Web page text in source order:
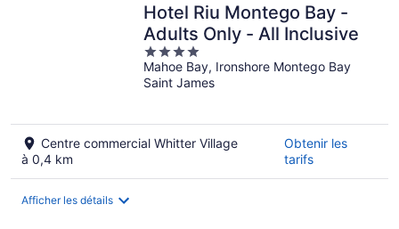
Hotel Riu Montego Bay -
Adults Only - All Inclusive
4
out
of
Mahoe Bay, Ironshore Montego Bay
Saint James
Centre commercial Whitter Village
à 0,4 km
Obtenir les
tarifs
Afficher les détails